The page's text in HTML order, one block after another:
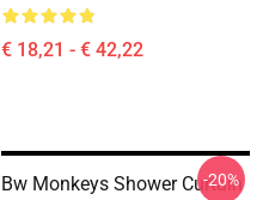
€ 18,21 - € 42,22
Bw Monkeys Shower Curtain
-20%